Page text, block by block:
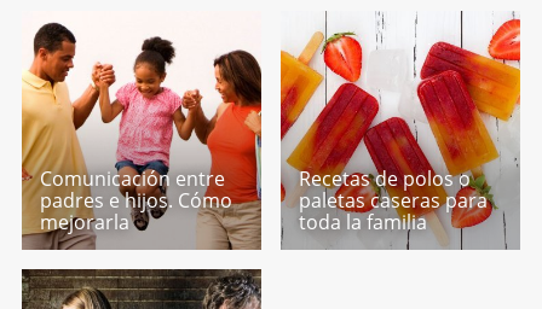
Comunicación entre
padres e hijos. Cómo
mejorarla
Recetas de polos o
paletas caseras para
toda la familia